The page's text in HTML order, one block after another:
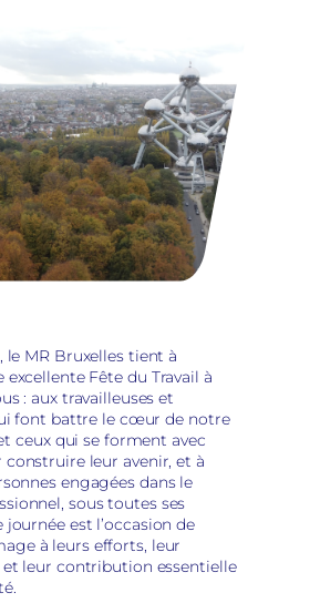
le MR Bruxelles tient à
Fête du Travail à
: aux travailleuses et
font battre le cœur de notre
ceux qui se forment avec
leur avenir, et à
engagées dans le
sous toutes ses
est l’occasion de
à leurs efforts, leur
et leur contribution essentielle